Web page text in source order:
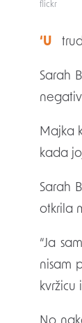
flickr
‘U
Sarah
Majka
kada
Sarah
otkrila
“Ja
nisam
kvržicu